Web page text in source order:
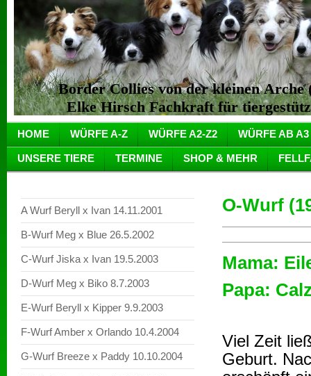
Border Collies von der kleinen
Elke Hirsch Fachkraft für
HOME WÜRFE A-Z WÜRFE A2-Z2 WÜRFE AB A3
UNSERE TIERE TERMINE SHOP & MEHR
A Wurf Beryll x Ivan 14.11.2001
B-Wurf Meg x Blue 26.5.2002
C-Wurf Jiska x Ivan 19.5.2003
D-Wurf Meg x Biko 8.7.2003
E-Wurf Beryll x Kipper 9.9.2003
F-Wurf Amber x Orlando 10.4.2004
G-Wurf Breeze x Paddy 10.10.2004
O-Wurf
Mama:
Papa:
Viel Zeit
Geburt.